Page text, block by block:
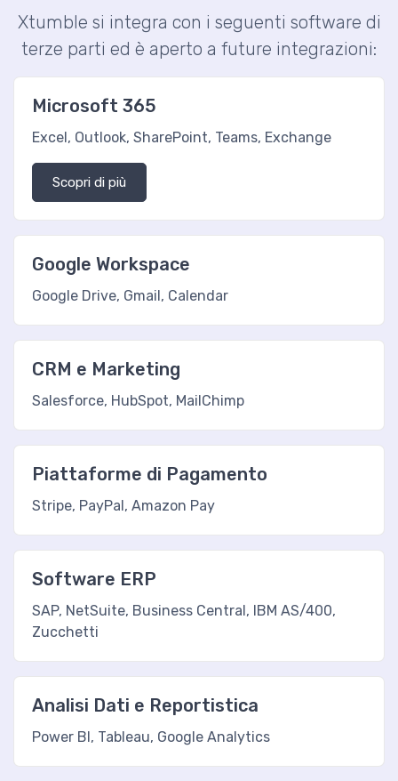
Xtumble si integra con i seguenti software di
terze parti ed è aperto a future integrazioni:
Microsoft 365
Excel, Outlook, SharePoint, Teams, Exchange
Scopri di più
Google Workspace
Google Drive, Gmail, Calendar
CRM e Marketing
Salesforce, HubSpot, MailChimp
Piattaforme di Pagamento
Stripe, PayPal, Amazon Pay
Software ERP
SAP, NetSuite, Business Central, IBM AS/400,
Zucchetti
Analisi Dati e Reportistica
Power BI, Tableau, Google Analytics